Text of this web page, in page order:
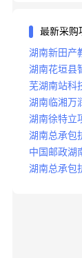
最新采购
湖南新田产
湖南花垣县
芜湖南站科
湖南临湘万
湖南徐特立
湖南总承包
中国邮政湖
湖南总承包